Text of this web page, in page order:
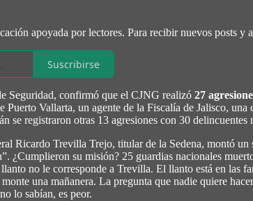
apoyada por lectores. Para recibir nuevos posts
Suscribirse
Seguridad, confirmó que el CJNG realizó 27
Puerto Vallarta, un agente de la Fiscalía de Jalisco,
se registraron otras 13 agresiones con 30
Ricardo Trevilla Trejo, titular de la Sedena, montó
¿Cumplieron su misión? 25 guardias nacionales
no le corresponde a Trevilla. El llanto está en las
una mañanera. La pregunta que nadie quiere
lo sabían, es peor.